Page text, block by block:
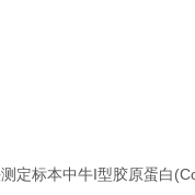
定标本中牛I型胶原蛋白